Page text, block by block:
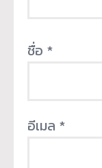
ชื่อ *
อีเมล *